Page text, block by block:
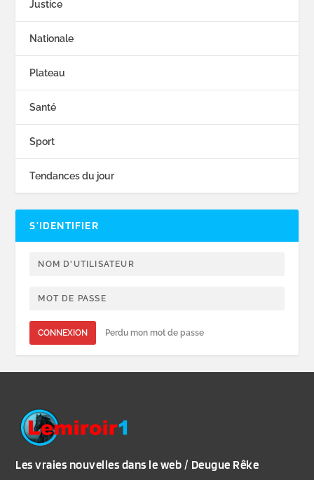
Justice
Nationale
Plateau
Santé
Sport
Tendances du jour
S’IDENTIFIER
CONNEXION Perdu mon mot de passe
Les vraies nouvelles dans le web / Deugue Rêke